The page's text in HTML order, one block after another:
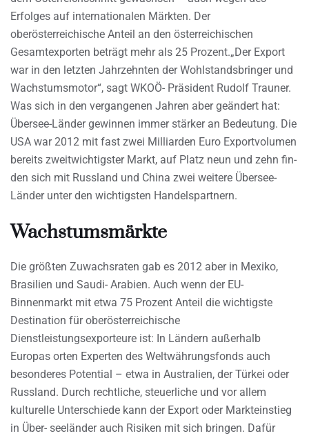
Erfolges auf internationalen Märkten. Der
oberösterreichische Anteil an den österreichischen
Gesamtexporten beträgt mehr als 25 Prozent.„Der Export
war in den letzten Jahrzehnten der Wohlstandsbringer und
Wachstumsmotor“, sagt WKOÖ- Präsident Rudolf Trauner.
Was sich in den vergangenen Jahren aber geändert hat:
Übersee-Länder gewinnen immer stärker an Bedeutung. Die
USA war 2012 mit fast zwei Milliarden Euro Exportvolumen
bereits zweitwichtigster Markt, auf Platz neun und zehn fin-
den sich mit Russland und China zwei weitere Übersee-
Länder unter den wichtigsten Handelspartnern.
Wachstumsmärkte
Die größten Zuwachsraten gab es 2012 aber in Mexiko,
Brasilien und Saudi- Arabien. Auch wenn der EU-
Binnenmarkt mit etwa 75 Prozent Anteil die wichtigste
Destination für oberösterreichische
Dienstleistungsexporteure ist: In Ländern außerhalb
Europas orten Experten des Weltwährungsfonds auch
besonderes Potential – etwa in Australien, der Türkei oder
Russland. Durch rechtliche, steuerliche und vor allem
kulturelle Unterschiede kann der Export oder Markteinstieg
in Über- seeländer auch Risiken mit sich bringen. Dafür